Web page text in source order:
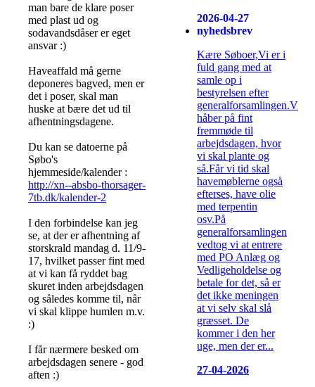
man bare de klare poser
med plast ud og
sodavandsdåser er eget
ansvar :)
Haveaffald må gerne
deponeres bagved, men er
det i poser, skal man
huske at bære det ud til
afhentningsdagene.
Du kan se datoerne på
Søbo's
hjemmeside/kalender :
http://xn--absbo-thorsager-
7tb.dk/kalender-2
I den forbindelse kan jeg
se, at der er afhentning af
storskrald mandag d. 11/9-
17, hvilket passer fint med
at vi kan få ryddet bag
skuret inden arbejdsdagen
og således komme til, når
vi skal klippe humlen m.v.
:)
I får nærmere besked om
arbejdsdagen senere - god
aften :)
2026-04-27
nyhedsbrev
Kære Søboer,Vi er i
fuld gang med at
samle op i
bestyrelsen efter
generalforsamlingen.Vi
håber på fint
fremmøde til
arbejdsdagen, hvor
vi skal plante og
så.Får vi tid skal
havemøblerne også
efterses, have olie
med terpentin
osv.På
generalforsamlingen
vedtog vi at entrere
med PO Anlæg og
Vedligeholdelse og
betale for det, så er
det ikke meningen
at vi selv skal slå
græsset. De
kommer i den her
uge, men der er...
27-04-2026